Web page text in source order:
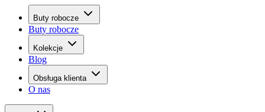
Buty robocze
Buty robocze
Kolekcje
Blog
Obsługa klienta
O nas